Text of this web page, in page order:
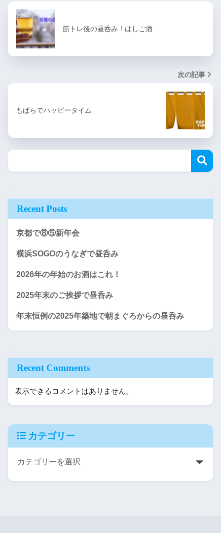
筋トレ後の昼呑み！はしご酒
次の記事
もばらでハッピータイム
Recent Posts
京都で⑧⑤新年会
横浜SOGOのうなぎで昼呑み
2026年の年始のお酒はこれ！
2025年末のご挨拶で昼呑み
年末恒例の2025年築地で朝まぐろからの昼呑み
Recent Comments
表示できるコメントはありません。
カテゴリー